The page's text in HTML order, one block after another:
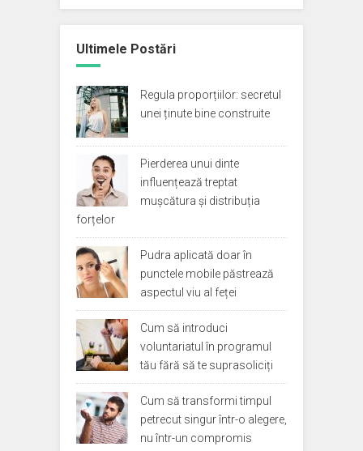
Ultimele Postări
Regula proporțiilor: secretul
unei ținute bine construite
Pierderea unui dinte
influențează treptat
mușcătura și distribuția
forțelor
Pudra aplicată doar în
punctele mobile păstrează
aspectul viu al feței
Cum să introduci
voluntariatul în programul
tău fără să te suprasoliciți
Cum să transformi timpul
petrecut singur într-o alegere,
nu într-un compromis